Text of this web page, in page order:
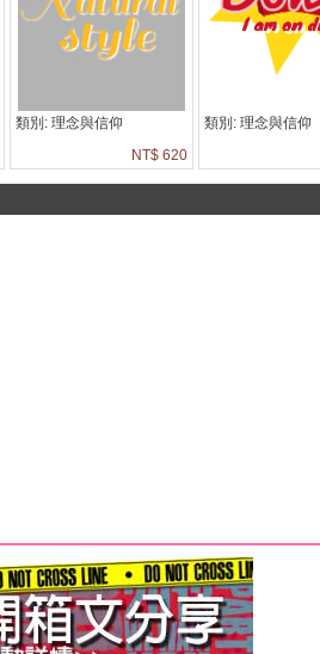
類別: 理念與信仰
NT$ 620
類別: 理念與信仰